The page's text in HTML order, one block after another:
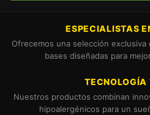
ESPECIALISTAS
Ofrecemos una selección
bases diseñadas para
TECNOLOGÍA
Nuestros productos combinan
hipoalergénicos para un